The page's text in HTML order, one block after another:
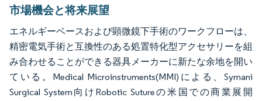
市場機会と将来展望
エネルギーベースおよび顕微鏡下手術のワークフローは、
精密電気手術と互換性のある処置特化型アクセサリーを組
み合わせることができる器具メーカーに新たな余地を開い
ている。Medical Microinstruments(MMI)による、Symani
Surgical System向けRobotic Sutureの米国での商業展開